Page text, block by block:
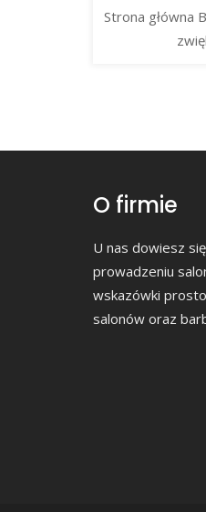
Strona główna
O firmie
U nas dowiesz
prowadzeniu
wskazówki
salonów oraz